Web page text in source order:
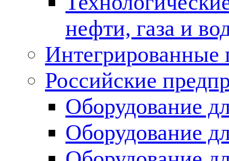
нефти, газа и
Российские
Оборудование
Оборудование